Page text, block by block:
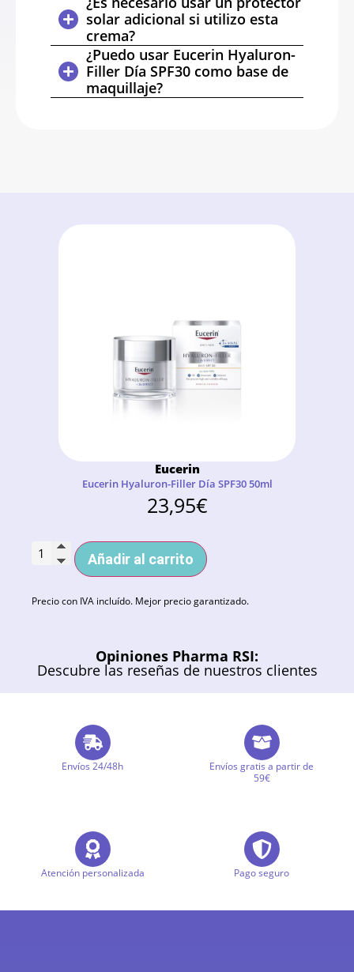
solar adicional si utilizo esta
crema?
¿Puedo usar Eucerin Hyaluron-
Filler Día SPF30 como base de
maquillaje?
Eucerin
Eucerin Hyaluron-Filler Día SPF30 50ml
23,95€
Añadir al carrito
Precio con IVA incluído. Mejor precio garantizado.
Opiniones Pharma RSI:
Descubre las reseñas de nuestros clientes
Envíos 24/48h
Envíos gratis a partir de
59€
Atención personalizada Pago seguro